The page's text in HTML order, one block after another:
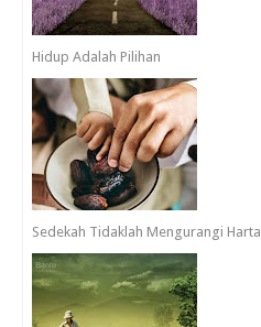
Hidup Adalah Pilihan
Sedekah Tidaklah Mengurangi Harta